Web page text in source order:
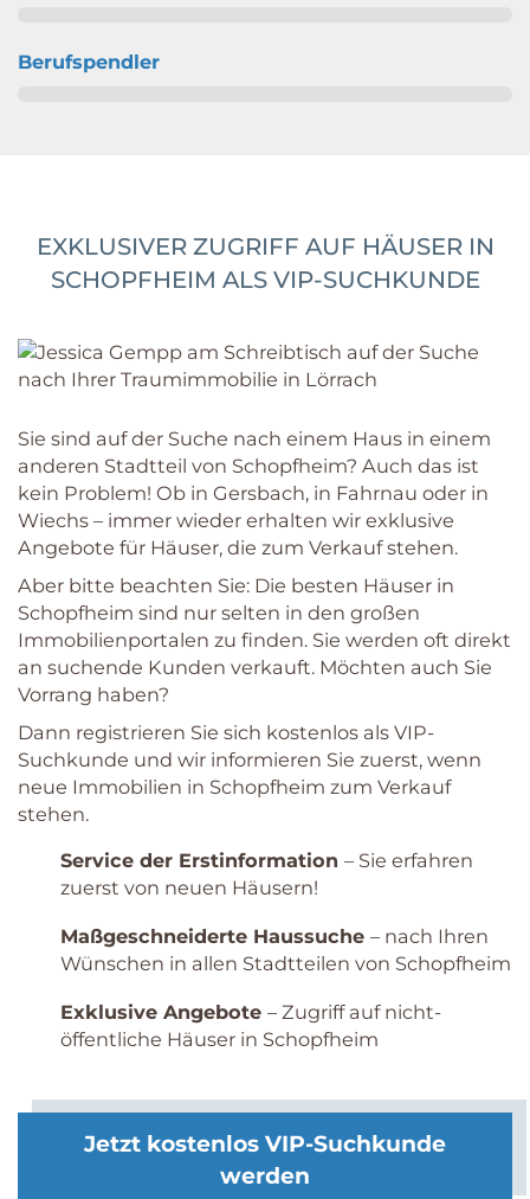
Berufspendler
EXKLUSIVER ZUGRIFF AUF HÄUSER IN
SCHOPFHEIM ALS VIP-SUCHKUNDE
Sie sind auf der Suche nach einem Haus in einem
anderen Stadtteil von Schopfheim? Auch das ist
kein Problem! Ob in Gersbach, in Fahrnau oder in
Wiechs – immer wieder erhalten wir exklusive
Angebote für Häuser, die zum Verkauf stehen.
Aber bitte beachten Sie: Die besten Häuser in
Schopfheim sind nur selten in den großen
Immobilienportalen zu finden. Sie werden oft direkt
an suchende Kunden verkauft. Möchten auch Sie
Vorrang haben?
Dann registrieren Sie sich kostenlos als VIP-
Suchkunde und wir informieren Sie zuerst, wenn
neue Immobilien in Schopfheim zum Verkauf
stehen.
Service der Erstinformation – Sie erfahren
zuerst von neuen Häusern!
Maßgeschneiderte Haussuche – nach Ihren
Wünschen in allen Stadtteilen von Schopfheim
Exklusive Angebote – Zugriff auf nicht-
öffentliche Häuser in Schopfheim
Jetzt kostenlos VIP-Suchkunde
werden